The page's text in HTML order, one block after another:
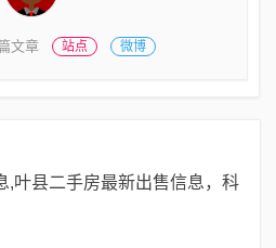
文章 站点 微博
,叶县二手房最新出售信息，科